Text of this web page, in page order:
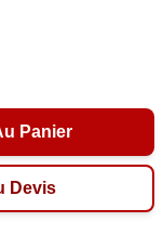
Panier
Devis